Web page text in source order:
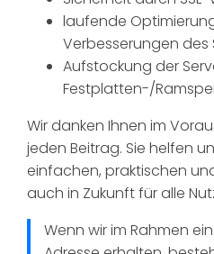
laufende
Verbesserungen des
Aufstockung der
Festplatten-/
Wir danken Ihnen im
jeden Beitrag. Sie helfen
einfachen, praktischen
auch in Zukunft für alle
Wenn wir im Rahmen